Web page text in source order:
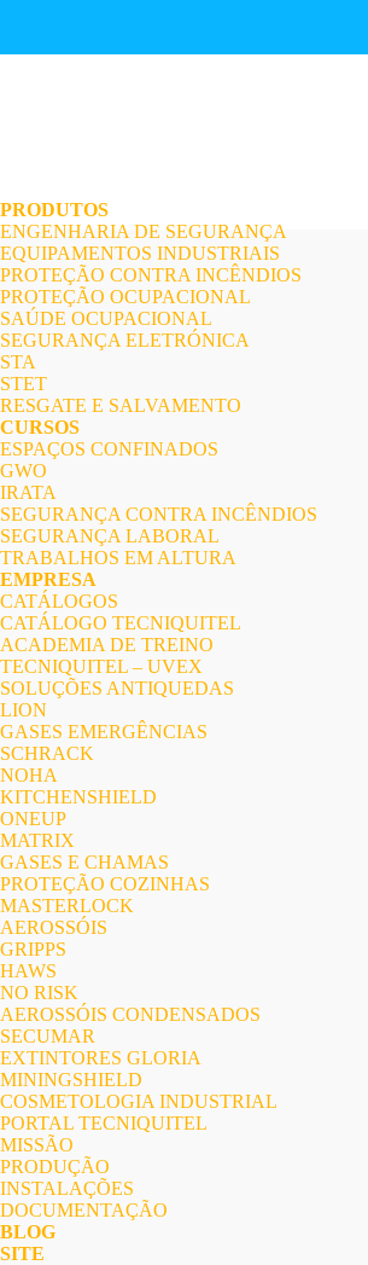
PRODUTOS
ENGENHARIA DE SEGURANÇA
EQUIPAMENTOS INDUSTRIAIS
PROTEÇÃO CONTRA INCÊNDIOS
PROTEÇÃO OCUPACIONAL
SAÚDE OCUPACIONAL
SEGURANÇA ELETRÓNICA
STA
STET
RESGATE E SALVAMENTO
CURSOS
ESPAÇOS CONFINADOS
GWO
IRATA
SEGURANÇA CONTRA INCÊNDIOS
SEGURANÇA LABORAL
TRABALHOS EM ALTURA
EMPRESA
CATÁLOGOS
CATÁLOGO TECNIQUITEL
ACADEMIA DE TREINO
TECNIQUITEL – UVEX
SOLUÇÕES ANTIQUEDAS
LION
GASES EMERGÊNCIAS
SCHRACK
NOHA
KITCHENSHIELD
ONEUP
MATRIX
GASES E CHAMAS
PROTEÇÃO COZINHAS
MASTERLOCK
AEROSSÓIS
GRIPPS
HAWS
NO RISK
AEROSSÓIS CONDENSADOS
SECUMAR
EXTINTORES GLORIA
MININGSHIELD
COSMETOLOGIA INDUSTRIAL
PORTAL TECNIQUITEL
MISSÃO
PRODUÇÃO
INSTALAÇÕES
DOCUMENTAÇÃO
BLOG
SITE